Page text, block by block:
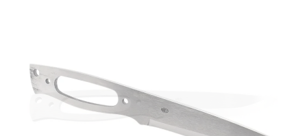
GÅ TIL KURV